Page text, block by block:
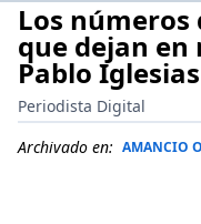
Los números
que dejan
Pablo Iglesias
Periodista Digital
Archivado en: AMANCIO